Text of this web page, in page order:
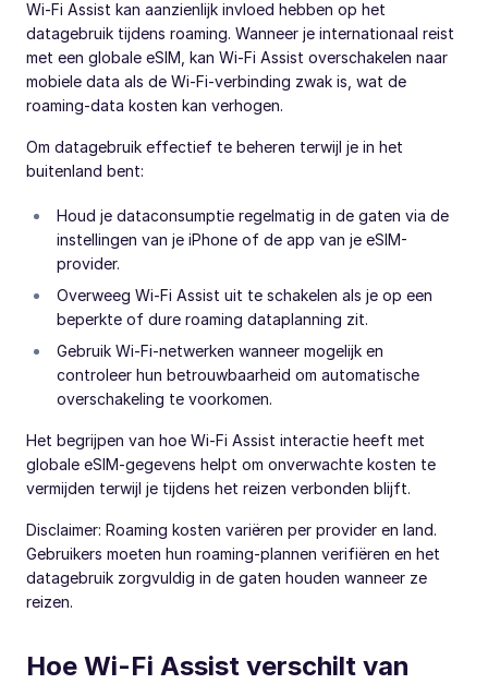
Wi-Fi Assist kan aanzienlijk invloed hebben op het
datagebruik tijdens roaming. Wanneer je internationaal reist
met een globale eSIM, kan Wi-Fi Assist overschakelen naar
mobiele data als de Wi-Fi-verbinding zwak is, wat de
roaming-data kosten kan verhogen.
Om datagebruik effectief te beheren terwijl je in het
buitenland bent:
Houd je dataconsumptie regelmatig in de gaten via de
instellingen van je iPhone of de app van je eSIM-
provider.
Overweeg Wi-Fi Assist uit te schakelen als je op een
beperkte of dure roaming dataplanning zit.
Gebruik Wi-Fi-netwerken wanneer mogelijk en
controleer hun betrouwbaarheid om automatische
overschakeling te voorkomen.
Het begrijpen van hoe Wi-Fi Assist interactie heeft met
globale eSIM-gegevens helpt om onverwachte kosten te
vermijden terwijl je tijdens het reizen verbonden blijft.
Disclaimer: Roaming kosten variëren per provider en land.
Gebruikers moeten hun roaming-plannen verifiëren en het
datagebruik zorgvuldig in de gaten houden wanneer ze
reizen.
Hoe Wi-Fi Assist verschilt van